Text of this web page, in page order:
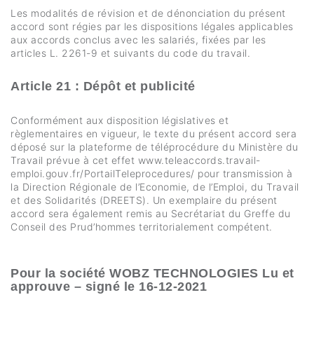
Les modalités de révision et de dénonciation du présent
accord sont régies par les dispositions légales applicables
aux accords conclus avec les salariés, fixées par les
articles L. 2261-9 et suivants du code du travail.
Article 21 : Dépôt et publicité
Conformément aux disposition législatives et
règlementaires en vigueur, le texte du présent accord sera
déposé sur la plateforme de téléprocédure du Ministère du
Travail prévue à cet effet www.teleaccords.travail-
emploi.gouv.fr/PortailTeleprocedures/ pour transmission à
la Direction Régionale de l’Economie, de l’Emploi, du Travail
et des Solidarités (DREETS). Un exemplaire du présent
accord sera également remis au Secrétariat du Greffe du
Conseil des Prud’hommes territorialement compétent.
Pour la société WOBZ TECHNOLOGIES Lu et
approuve – signé le 16-12-2021